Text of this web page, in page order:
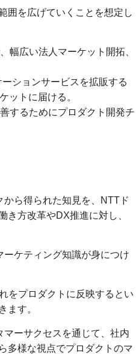
囲を広げていくことを想定し
幅広い法人マーケット開拓、
ションサービスを拡販する
ットに届ける。
するためにプロダクト開発チ
ら得られた知見を、NTTド
き方改革やDX推進に対し、
ケティング知識が身につけ
をプロダクトに反映するとい
ます。
ーサクセスを通じて、社内
多様な視点でプロダクトのマ